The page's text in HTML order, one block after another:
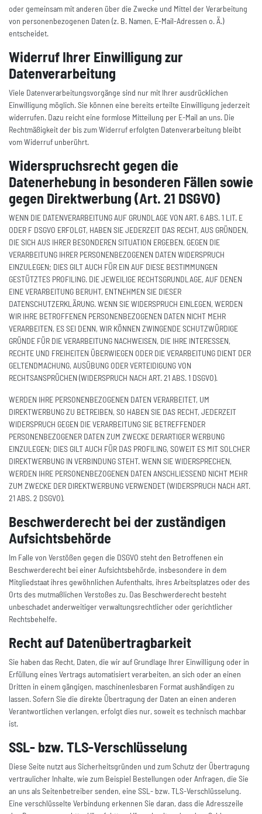
oder gemeinsam mit anderen über die Zwecke und Mittel der Verarbeitung
von personenbezogenen Daten (z. B. Namen, E-Mail-Adressen o. Ä.)
entscheidet.
Widerruf Ihrer Einwilligung zur
Datenverarbeitung
Viele Datenverarbeitungsvorgänge sind nur mit Ihrer ausdrücklichen
Einwilligung möglich. Sie können eine bereits erteilte Einwilligung jederzeit
widerrufen. Dazu reicht eine formlose Mitteilung per E-Mail an uns. Die
Rechtmäßigkeit der bis zum Widerruf erfolgten Datenverarbeitung bleibt
vom Widerruf unberührt.
Widerspruchsrecht gegen die
Datenerhebung in besonderen Fällen sowie
gegen Direktwerbung (Art. 21 DSGVO)
WENN DIE DATENVERARBEITUNG AUF GRUNDLAGE VON ART. 6 ABS. 1 LIT. E
ODER F DSGVO ERFOLGT, HABEN SIE JEDERZEIT DAS RECHT, AUS GRÜNDEN,
DIE SICH AUS IHRER BESONDEREN SITUATION ERGEBEN, GEGEN DIE
VERARBEITUNG IHRER PERSONENBEZOGENEN DATEN WIDERSPRUCH
EINZULEGEN; DIES GILT AUCH FÜR EIN AUF DIESE BESTIMMUNGEN
GESTÜTZTES PROFILING. DIE JEWEILIGE RECHTSGRUNDLAGE, AUF DENEN
EINE VERARBEITUNG BERUHT, ENTNEHMEN SIE DIESER
DATENSCHUTZERKLÄRUNG. WENN SIE WIDERSPRUCH EINLEGEN, WERDEN
WIR IHRE BETROFFENEN PERSONENBEZOGENEN DATEN NICHT MEHR
VERARBEITEN, ES SEI DENN, WIR KÖNNEN ZWINGENDE SCHUTZWÜRDIGE
GRÜNDE FÜR DIE VERARBEITUNG NACHWEISEN, DIE IHRE INTERESSEN,
RECHTE UND FREIHEITEN ÜBERWIEGEN ODER DIE VERARBEITUNG DIENT DER
GELTENDMACHUNG, AUSÜBUNG ODER VERTEIDIGUNG VON
RECHTSANSPRÜCHEN (WIDERSPRUCH NACH ART. 21 ABS. 1 DSGVO).
WERDEN IHRE PERSONENBEZOGENEN DATEN VERARBEITET, UM
DIREKTWERBUNG ZU BETREIBEN, SO HABEN SIE DAS RECHT, JEDERZEIT
WIDERSPRUCH GEGEN DIE VERARBEITUNG SIE BETREFFENDER
PERSONENBEZOGENER DATEN ZUM ZWECKE DERARTIGER WERBUNG
EINZULEGEN; DIES GILT AUCH FÜR DAS PROFILING, SOWEIT ES MIT SOLCHER
DIREKTWERBUNG IN VERBINDUNG STEHT. WENN SIE WIDERSPRECHEN,
WERDEN IHRE PERSONENBEZOGENEN DATEN ANSCHLIESSEND NICHT MEHR
ZUM ZWECKE DER DIREKTWERBUNG VERWENDET (WIDERSPRUCH NACH ART.
21 ABS. 2 DSGVO).
Beschwerderecht bei der zuständigen
Aufsichtsbehörde
Im Falle von Verstößen gegen die DSGVO steht den Betroffenen ein
Beschwerderecht bei einer Aufsichtsbehörde, insbesondere in dem
Mitgliedstaat ihres gewöhnlichen Aufenthalts, ihres Arbeitsplatzes oder des
Orts des mutmaßlichen Verstoßes zu. Das Beschwerderecht besteht
unbeschadet anderweitiger verwaltungsrechtlicher oder gerichtlicher
Rechtsbehelfe.
Recht auf Datenübertragbarkeit
Sie haben das Recht, Daten, die wir auf Grundlage Ihrer Einwilligung oder in
Erfüllung eines Vertrags automatisiert verarbeiten, an sich oder an einen
Dritten in einem gängigen, maschinenlesbaren Format aushändigen zu
lassen. Sofern Sie die direkte Übertragung der Daten an einen anderen
Verantwortlichen verlangen, erfolgt dies nur, soweit es technisch machbar
ist.
SSL- bzw. TLS-Verschlüsselung
Diese Seite nutzt aus Sicherheitsgründen und zum Schutz der Übertragung
vertraulicher Inhalte, wie zum Beispiel Bestellungen oder Anfragen, die Sie
an uns als Seitenbetreiber senden, eine SSL- bzw. TLS-Verschlüsselung.
Eine verschlüsselte Verbindung erkennen Sie daran, dass die Adresszeile